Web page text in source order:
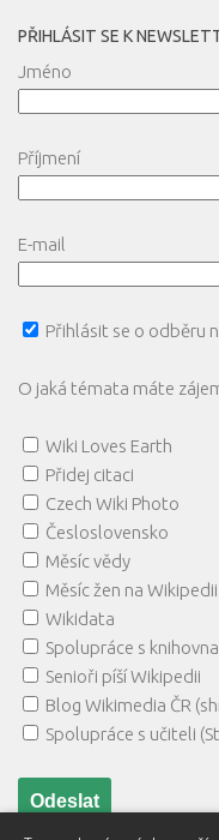
PŘIHLÁSIT SE K
Jméno
Příjmení
E-mail
Přihlásit se o odběru
O jaká témata máte
Wiki Loves Earth
Přidej citaci
Czech Wiki Photo
Česloslovensko
Měsíc vědy
Měsíc žen na Wikipedii
Wikidata
Spolupráce s
Senioři píší Wikipedii
Blog Wikimedia ČR
Spolupráce s učiteli